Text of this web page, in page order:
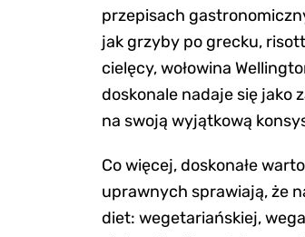
przepisach
jak grzyby po grecku,
cielęcy, wołowina
doskonale nadaje się jako
na swoją wyjątkową
Co więcej, doskonałe
uprawnych sprawiają, że
diet: wegetariańskiej,